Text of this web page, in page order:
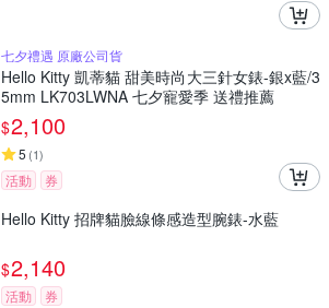
七夕禮遇 原廠公司貨
Hello Kitty 凱蒂貓 甜美時尚大三針女錶-銀x藍/3
5mm LK703LWNA 七夕寵愛季 送禮推薦
$2,100
5 (1)
活動 券
Hello Kitty 招牌貓臉線條感造型腕錶-水藍
$2,140
活動 券